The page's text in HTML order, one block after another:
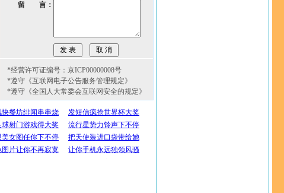
留 言：
*经营许可证编号：京ICP00000008号
*遵守《互联网电子公告服务管理规定》
*遵守《全国人大常委会互联网安全的规定》